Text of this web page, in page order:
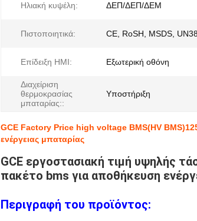
Ηλιακή κυψέλη: ΔΕΠ/ΔΕΠ/ΔΕΜ
Πιστοποιητικά: CE, RoSH, MSDS,
Επίδειξη HMI: Εξωτερική οθόνη
Διαχείριση
θερμοκρασίας
μπαταρίας::
Υποστήριξη
GCE Factory Price high voltage BMS(HV
ενέργειας μπαταρίας
GCE εργοστασιακή τιμή υψηλής
πακέτο bms για αποθήκευση
Περιγραφή του προϊόντος: